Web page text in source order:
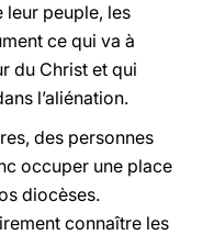
leur peuple, les
ce qui va à
du Christ et qui
l’aliénation.
des personnes
occuper une place
diocèses.
connaître les